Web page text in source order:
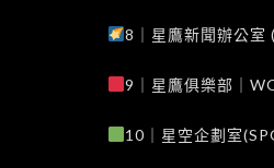
8｜星鷹新聞辦公室
9｜星鷹俱樂部｜
10｜星空企劃室